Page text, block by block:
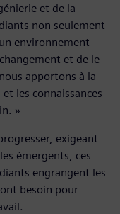
et de la
non seulement
environnement
et de le
apportons à la
les connaissances
»
exigeant
émergents, ces
engrangent les
besoin pour